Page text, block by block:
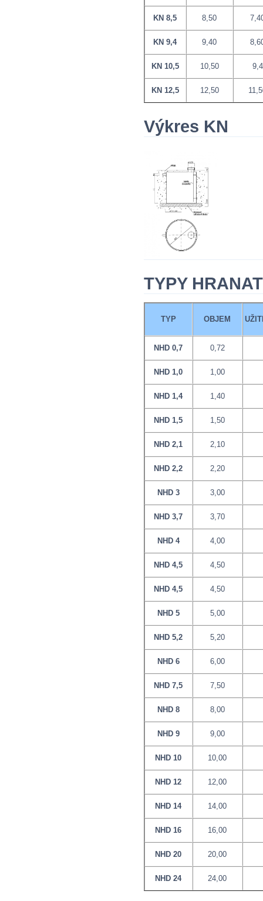
KN 8,5 8,50
KN 9,4 9,40
KN 10,5 10,50 9,4
KN 12,5 12,50
Výkres KN
TYPY
TYP OBJEM
NHD 0,7 0,72
NHD 1,0 1,00
NHD 1,4 1,40
NHD 1,5 1,50
NHD 2,1 2,10
NHD 2,2 2,20
NHD 3 3,00
NHD 3,7 3,70
NHD 4 4,00
NHD 4,5 4,50
NHD 4,5 4,50
NHD 5 5,00
NHD 5,2 5,20
NHD 6 6,00
NHD 7,5 7,50
NHD 8 8,00
NHD 9 9,00
NHD 10 10,00
NHD 12 12,00
NHD 14 14,00
NHD 16 16,00
NHD 20 20,00
NHD 24 24,00